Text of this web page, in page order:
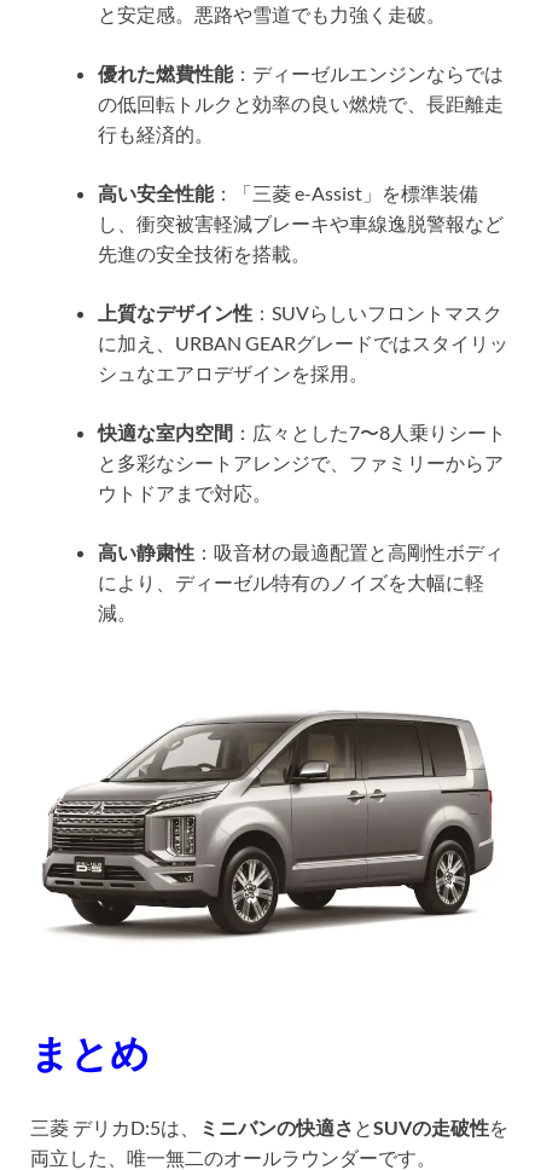
と安定感。悪路や雪道でも力強く走破。
優れた燃費性能：ディーゼルエンジンならでは
の低回転トルクと効率の良い燃焼で、長距離走
行も経済的。
高い安全性能：「三菱 e-Assist」を標準装備
し、衝突被害軽減ブレーキや車線逸脱警報など
先進の安全技術を搭載。
上質なデザイン性 ：SUVらしいフロントマスク
に加え、URBAN GEARグレードではスタイリッ
シュなエアロデザインを採用。
快適な室内空間 ：広々とした7〜8人乗りシート
と多彩なシートアレンジで、ファミリーからア
ウトドアまで対応。
高い静粛性 ：吸音材の最適配置と高剛性ボディ
により、ディーゼル特有のノイズを大幅に軽
減。
まとめ
三菱 デリカD:5は、 ミニバンの快適さ とSUVの走破性を
両立した、唯一無二のオールラウンダーです。